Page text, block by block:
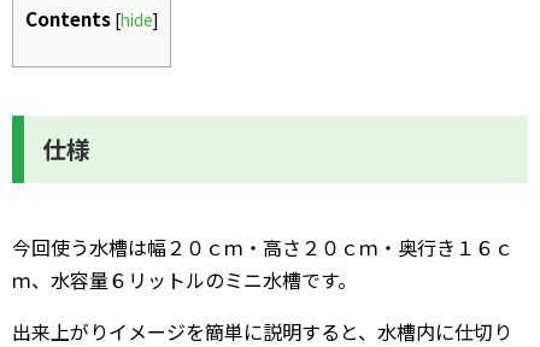
Contents [hide]
仕様
今回使う水槽は幅２０ｃｍ・高さ２０ｃｍ・奥行き１６ｃ
ｍ、水容量６リットルのミニ水槽です。
出来上がりイメージを簡単に説明すると、水槽内に仕切り